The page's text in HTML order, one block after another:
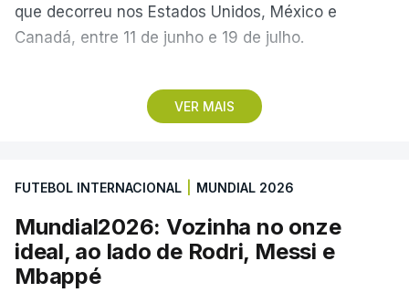
VER MAIS
que decorreu nos Estados Unidos, México e
Canadá, entre 11 de junho e 19 de julho.
Lopes Cabral conquistou o prémio graças ao
remate de pé direito que colocou a bola no ângulo
“Foi simplesmente surreal”, disse à FIFA o jogador
dos turcos do Trabzonspor, recordando o momento
que fez Cabo Verde sonhar alto na sua primeira
participação numa fase final de um Mundial.
FUTEBOL INTERNACIONAL MUNDIAL 2026
Mundial2026: Vozinha no onze
ideal, ao lado de Rodri, Messi e
Mbappé